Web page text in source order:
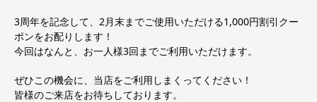
3周年を記念して、2月末までご使用いただける1,000円割引クー
ポンをお配りします！
今回はなんと、お一人様3回までご利用いただけます。
ぜひこの機会に、当店をご利用しまくってください！
皆様のご来店をお待ちしております。